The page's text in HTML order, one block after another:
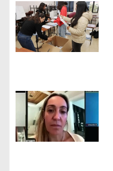
r
a
a
s